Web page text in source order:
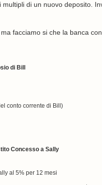
di un nuovo deposito.
facciamo si che la banca
di Bill
conto corrente di Bill)
Concesso a Sally
al 5% per 12 mesi